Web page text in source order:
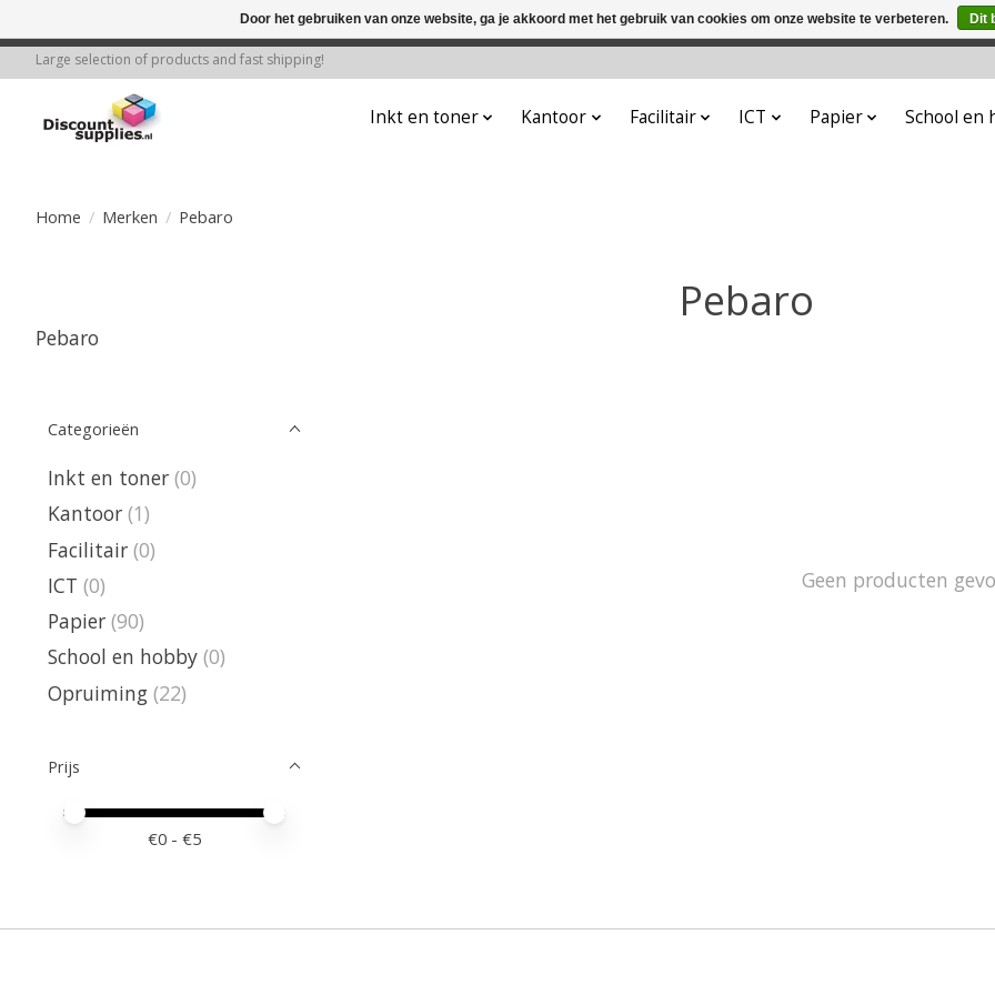
Large selection of products and fast shipping!
Inkt en toner Kantoor Facilitair ICT Papier School en
Home / Merken / Pebaro
Pebaro
Pebaro
Categorieën
Inkt en toner (0)
Kantoor (1)
Facilitair (0)
ICT (0)
Papier (90)
School en hobby (0)
Opruiming (22)
Prijs
Minimale prijswaarde
Price maximum value
€0 - €5
Geen producten
Door het gebruiken van onze website, ga je akkoord met het gebruik van cookies om onze website te verbeteren. Dit
← Keer terug naar de backofficeDeze winkel is in aanbouw. Eventueel geplaatste orders zullen niet